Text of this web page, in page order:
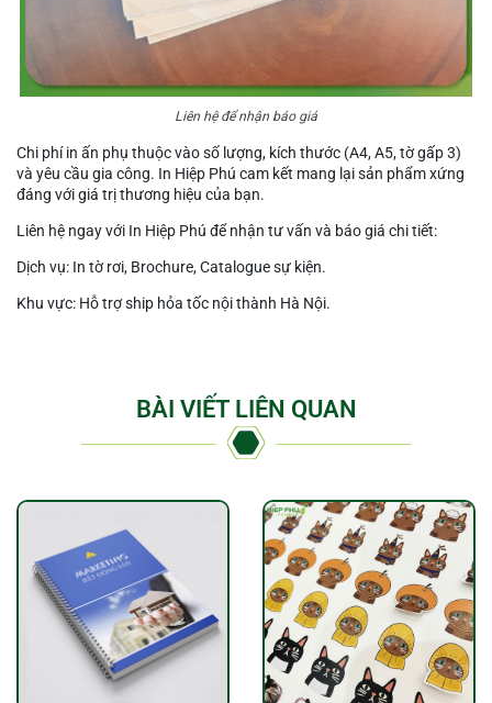
Liên hệ để nhận báo giá
Chi phí in ấn phụ thuộc vào số lượng, kích thước (A4, A5, tờ gấp 3)
và yêu cầu gia công. In Hiệp Phú cam kết mang lại sản phẩm xứng
đáng với giá trị thương hiệu của bạn.
Liên hệ ngay với In Hiệp Phú để nhận tư vấn và báo giá chi tiết:
Dịch vụ: In tờ rơi, Brochure, Catalogue sự kiện.
Khu vực: Hỗ trợ ship hỏa tốc nội thành Hà Nội.
BÀI VIẾT LIÊN QUAN